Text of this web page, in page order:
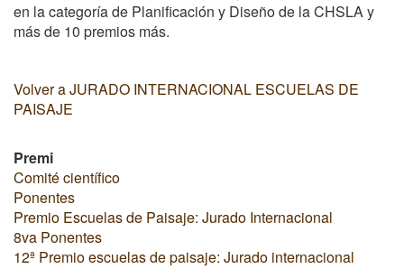
en la categoría de Planificación y Diseño de la CHSLA y
más de 10 premios más.
Volver a JURADO INTERNACIONAL ESCUELAS DE
PAISAJE
Premi
Comité científico
Ponentes
Premio Escuelas de Paisaje: Jurado Internacional
8va Ponentes
12ª Premio escuelas de paisaje: Jurado internacional